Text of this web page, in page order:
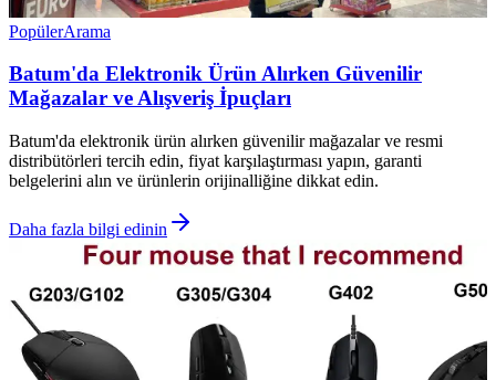
PopülerArama
Batum'da Elektronik Ürün Alırken Güvenilir
Mağazalar ve Alışveriş İpuçları
Batum'da elektronik ürün alırken güvenilir mağazalar ve resmi
distribütörleri tercih edin, fiyat karşılaştırması yapın, garanti
belgelerini alın ve ürünlerin orijinalliğine dikkat edin.
Daha fazla bilgi edinin